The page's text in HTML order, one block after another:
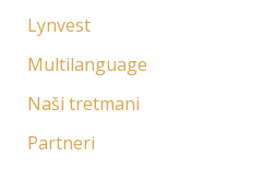
Lynvest
Multilanguage
Naši tretmani
Partneri